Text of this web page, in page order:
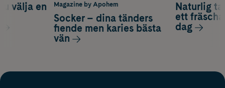
Naturlig
ett
dag
välja en
Magazine by Apohem
Socker – dina tänders
fiende men karies bästa
vän